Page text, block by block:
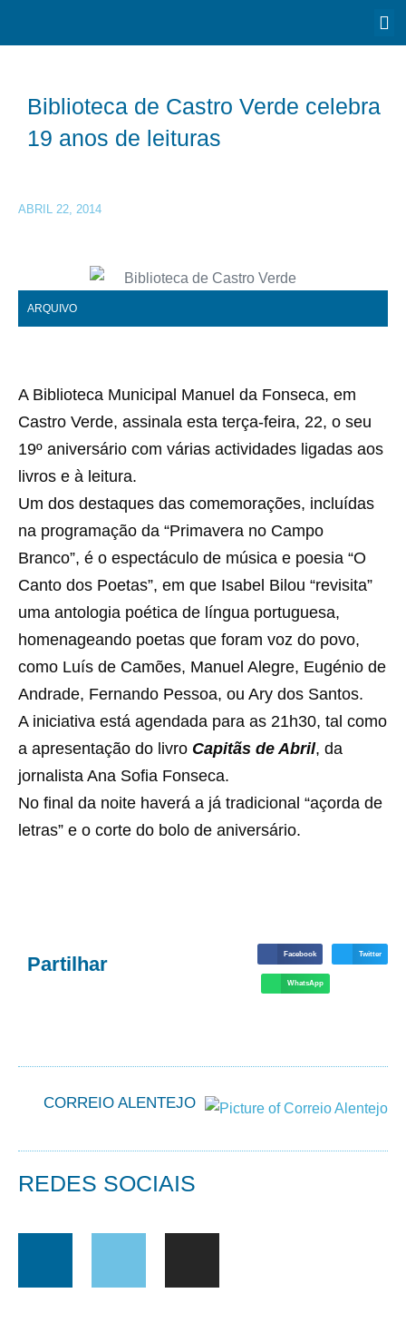
Biblioteca de Castro Verde celebra
19 anos de leituras
ABRIL 22, 2014
ARQUIVO
A Biblioteca Municipal Manuel da Fonseca, em
Castro Verde, assinala esta terça-feira, 22, o seu
19º aniversário com várias actividades ligadas aos
livros e à leitura.
Um dos destaques das comemorações, incluídas
na programação da “Primavera no Campo
Branco”, é o espectáculo de música e poesia “O
Canto dos Poetas”, em que Isabel Bilou “revisita”
uma antologia poética de língua portuguesa,
homenageando poetas que foram voz do povo,
como Luís de Camões, Manuel Alegre, Eugénio de
Andrade, Fernando Pessoa, ou Ary dos Santos.
A iniciativa está agendada para as 21h30, tal como
a apresentação do livro Capitãs de Abril, da
jornalista Ana Sofia Fonseca.
No final da noite haverá a já tradicional “açorda de
letras” e o corte do bolo de aniversário.
Partilhar Facebook Twitter
WhatsApp
CORREIO ALENTEJO
REDES SOCIAIS